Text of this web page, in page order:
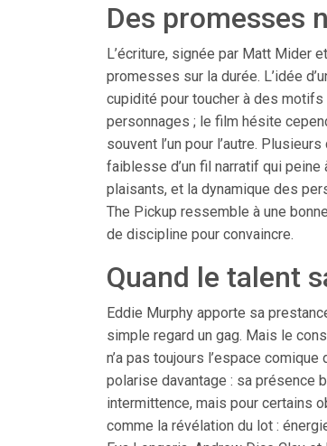
Des promesses
L’écriture, signée par Matt Mider
promesses sur la durée. L’idée
cupidité pour toucher à des motifs
personnages ; le film hésite
souvent l’un pour l’autre.
faiblesse d’un fil narratif qui peine
plaisants, et la dynamique des
The Pickup ressemble à une
de discipline pour convaincre.
Quand le talent
Eddie Murphy apporte sa
simple regard un gag. Mais le
n’a pas toujours l’espace
polarise davantage : sa présence
intermittence, mais pour certains
comme la révélation du lot :